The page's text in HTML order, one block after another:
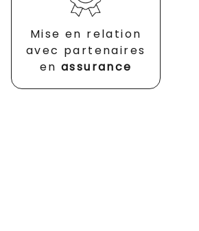
Mise en relation
avec partenaires
en assurance